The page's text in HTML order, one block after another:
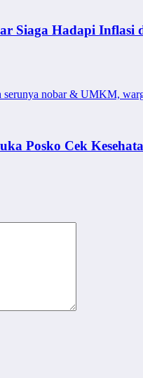
Siaga Hadapi Inflasi
serunya nobar & UMKM,
Posko Cek